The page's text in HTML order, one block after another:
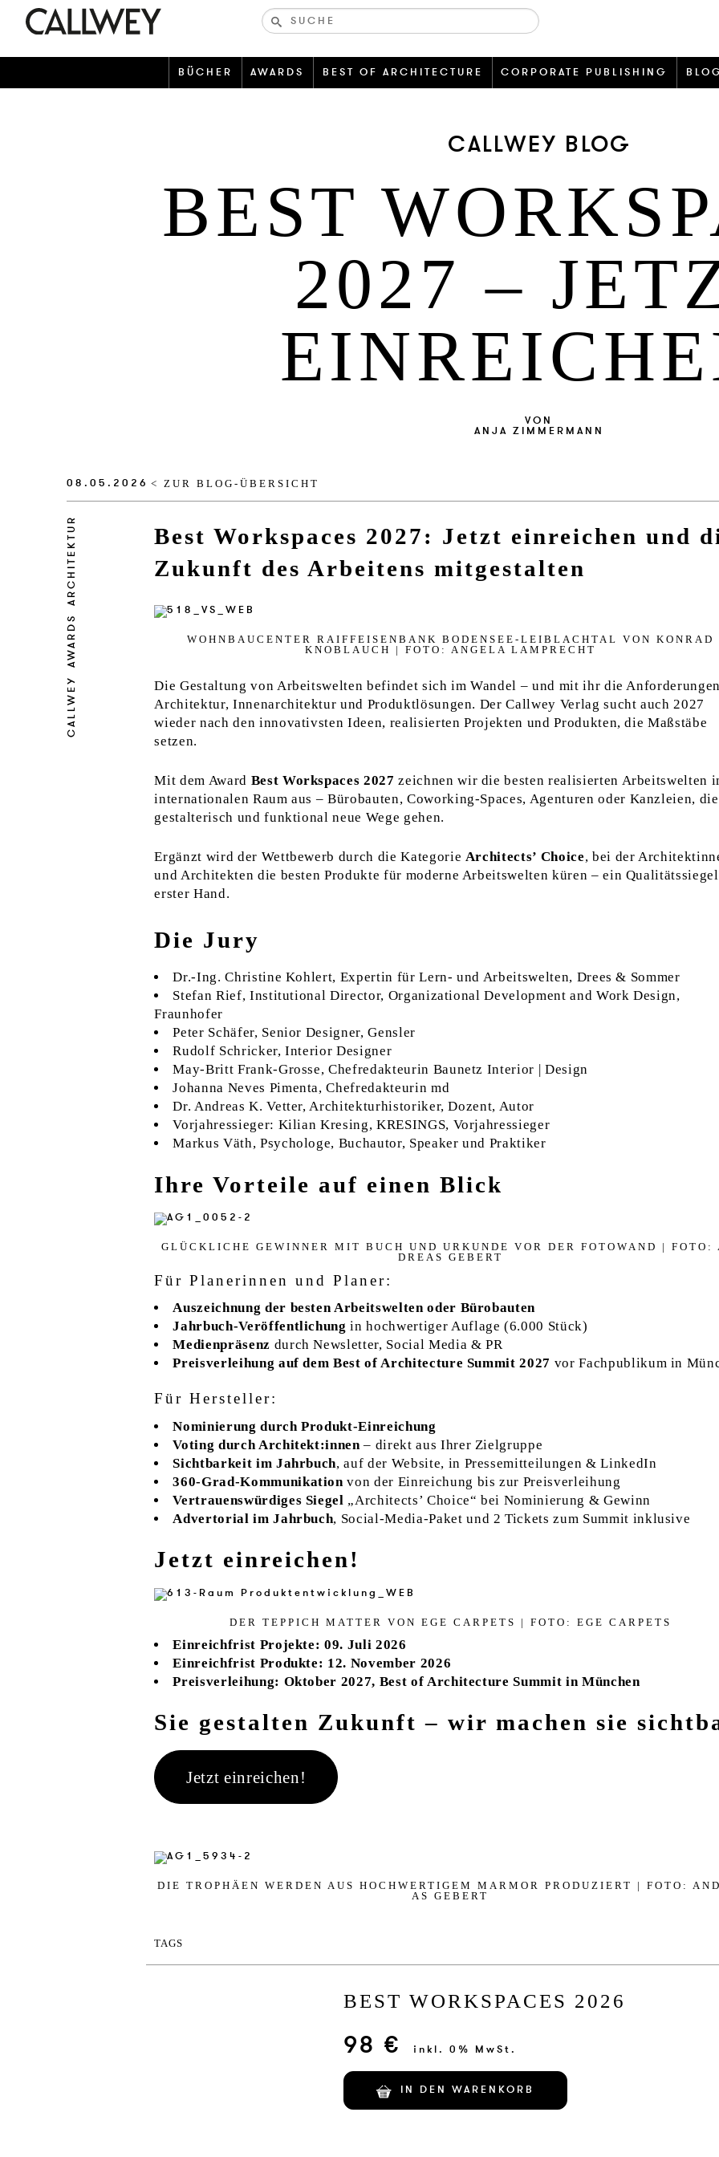
Bücher-
und
zeitschriften
BÜCHER AWARDS BEST OF ARCHITECTURE CORPORATE PUBLISHING
CALLWEY BLOG
BEST
2027 –
VON
ANJA ZIMMERMANN
08.05.2026 < ZUR BLOG-ÜBERSICHT
ARCHITEKTUR
AWARDS
CALLWEY
Best Workspaces 2027: Jetzt einreichen und
Zukunft des Arbeitens mitgestalten
WOHN­BAU­C­EN­TER RAIFF­EI­SEN­BANK BO­DENSEE-LEIBL­ACHT­AL VON KON­RAD
KNOBLAUCH | FOTO: AN­GE­LA LAM­PRECHT
Die Gestaltung von Arbeitswelten befindet sich im Wandel – und mit ihr die
Architektur, Innenarchitektur und Produktlösungen. Der Callwey Verlag sucht auch 2027
wieder nach den innovativsten Ideen, realisierten Projekten und Produkten, die Maßstäbe
setzen.
Mit dem Award Best Workspaces 2027 zeichnen wir die besten realisierten Arbeitswelten
internationalen Raum aus – Bürobauten, Coworking-Spaces, Agenturen oder Kanzleien, die
gestalterisch und funktional neue Wege gehen.
Ergänzt wird der Wettbewerb durch die Kategorie Architects’ Choice, bei der
und Architekten die besten Produkte für moderne Arbeitswelten küren – ein
erster Hand.
Die Jury
Dr.-Ing. Christine Kohlert, Expertin für Lern- und Arbeitswelten, Drees & Sommer
Stefan Rief, Institutional Director, Organizational Development and Work Design,
Fraunhofer
Peter Schäfer, Senior Designer, Gensler
Rudolf Schricker, Interior Designer
May-Britt Frank-Grosse, Chefredakteurin Baunetz Interior | Design
Johanna Neves Pimenta, Chefredakteurin md
Dr. Andreas K. Vetter, Architekturhistoriker, Dozent, Autor
Vorjahressieger: Kilian Kresing, KRESINGS, Vorjahressieger
Markus Väth, Psychologe, Buchautor, Speaker und Praktiker
Ihre Vorteile auf einen Blick
GLÜCK­LI­CHE GE­WIN­NER MIT BUCH UND UR­KUN­DE VOR DER FO­TO­WAND | FOTO:
DRE­AS GE­B­ERT
Für Planerinnen und Planer:
Auszeichnung der besten Arbeitswelten oder Bürobauten
Jahrbuch-Veröffentlichung in hochwertiger Auflage (6.000 Stück)
Medienpräsenz durch Newsletter, Social Media & PR
Preisverleihung auf dem Best of Architecture Summit 2027 vor Fachpublikum in
Für Hersteller:
Nominierung durch Produkt-Einreichung
Voting durch Architekt:innen – direkt aus Ihrer Zielgruppe
Sichtbarkeit im Jahrbuch, auf der Website, in Pressemitteilungen & LinkedIn
360-Grad-Kommunikation von der Einreichung bis zur Preisverleihung
Vertrauenswürdiges Siegel „Architects’ Choice“ bei Nominierung & Gewinn
Advertorial im Jahrbuch, Social-Media-Paket und 2 Tickets zum Summit inklusive
Jetzt einreichen!
DER TEP­PICH MAT­TER VON EGE CAR­PETS | FOTO: EGE CAR­PETS
Einreichfrist Projekte: 09. Juli 2026
Einreichfrist Produkte: 12. November 2026
Preisverleihung: Oktober 2027, Best of Architecture Summit in München
Sie gestalten Zukunft – wir machen sie
Jetzt einreichen!
DIE TR­OPHÄEN WER­DEN AUS HOCH­WER­TI­G­EM MAR­MOR PR­O­D­UZ­I­ERT | FOTO:
AS GE­B­ERT
TAGS
BEST WORKSPACES 2026
98 € inkl. 0% MwSt.
IN DEN WARENKORB